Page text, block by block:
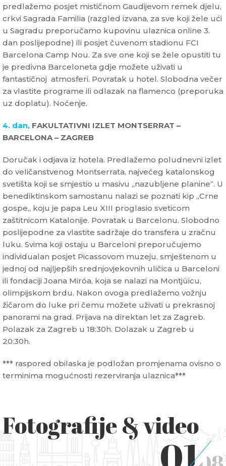
predlažemo posjet mističnom Gaudijevom remek djelu,
crkvi Sagrada Familia (razgled izvana, za sve koji žele ući
u Sagradu preporučamo kupovinu ulaznica online 3.
dan poslijepodne) ili posjet čuvenom stadionu FCI
Barcelona Camp Nou. Za sve one koji se žele opustiti tu
je predivna Barceloneta gdje možete uživati u
fantastičnoj atmosferi. Povratak u hotel. Slobodna večer
za vlastite programe ili odlazak na flamenco (preporuka
uz doplatu). Noćenje.
4. dan, FAKULTATIVNI IZLET MONTSERRAT –
BARCELONA – ZAGREB
Doručak i odjava iz hotela. Predlažemo poludnevni izlet
do veličanstvenog Montserrata, najvećeg katalonskog
svetišta koji se smjestio u masivu „nazubljene planine“. U
benediktinskom samostanu nalazi se poznati kip „Crne
gospe„ koju je papa Leu XIII proglasio sveticom
zaštitnicom Katalonije. Povratak u Barcelonu. Slobodno
poslijepodne za vlastite sadržaje do transfera u zračnu
luku. Svima koji ostaju u Barceloni preporučujemo
individualan posjet Picassovom muzeju, smještenom u
jednoj od najljepših srednjovjekovnih uličica u Barceloni
ili fondaciji Joana Miróa, koja se nalazi na Montjüicu,
olimpijskom brdu. Nakon ovoga predlažemo vožnju
žičarom do luke pri čemu možete uživati u prekrasnoj
panorami na grad. Prijava na direktan let za Zagreb.
Polazak za Zagreb u 18:30h. Dolazak u Zagreb u
20:30h.
*** raspored obilaska je podložan promjenama ovisno o
terminima mogućnosti rezerviranja ulaznica***
Fotografije & video
01